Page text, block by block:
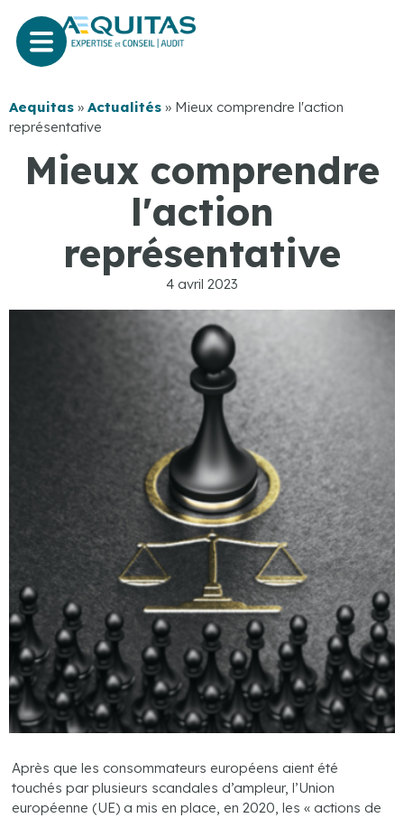
Aequitas » Actualités » Mieux comprendre l'action
représentative
Mieux comprendre
l'action
représentative
4 avril 2023
Après que les consommateurs européens aient été
touchés par plusieurs scandales d’ampleur, l’Union
européenne (UE) a mis en place, en 2020, les « actions de